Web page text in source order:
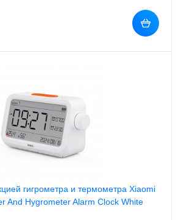
гигрометра и термометра Xiaomi
And Hygrometer Alarm Clock White